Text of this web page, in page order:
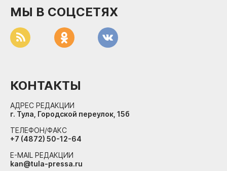
МЫ В СОЦСЕТЯХ
КОНТАКТЫ
АДРЕС РЕДАКЦИИ
г. Тула, Городской переулок, 15б
ТЕЛЕФОН/ФАКС
+7 (4872) 50-12-64
E-MAIL РЕДАКЦИИ
kan@tula-pressa.ru